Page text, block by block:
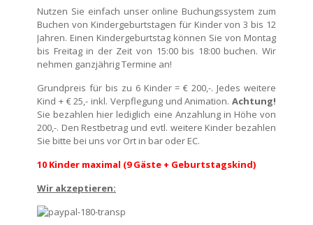
4.75
von 5,
basierend
Kundenbewertungen
Nutzen Sie einfach unser online Buchungssystem zum
Buchen von Kindergeburtstagen für Kinder von 3 bis 12
Jahren. Einen Kindergeburtstag können Sie von Montag
bis Freitag in der Zeit von 15:00 bis 18:00 buchen. Wir
nehmen ganzjährig Termine an!
Grundpreis für bis zu 6 Kinder = € 200,-. Jedes weitere
Kind + € 25,- inkl. Verpflegung und Animation. Achtung!
Sie bezahlen hier lediglich eine Anzahlung in Höhe von
200,-. Den Restbetrag und evtl. weitere Kinder bezahlen
Sie bitte bei uns vor Ort in bar oder EC.
10 Kinder maximal (9 Gäste + Geburtstagskind)
Wir akzeptieren: